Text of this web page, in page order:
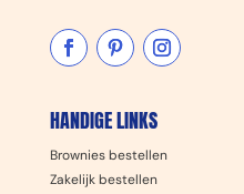
HANDIGE LINKS
Brownies bestellen
Zakelijk bestellen